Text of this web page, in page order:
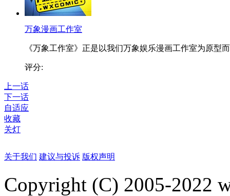
万象漫画工作室
《万象工作室》正是以我们万象娱乐漫画工作室为原型
评分:
上一话
下一话
自适应
收藏
关灯
关于我们 建议与投诉 版权声明
Copyright (C) 2005-2022